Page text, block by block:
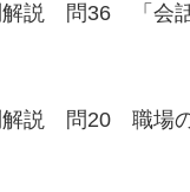
説 問36 「会話
説 問20 職場の